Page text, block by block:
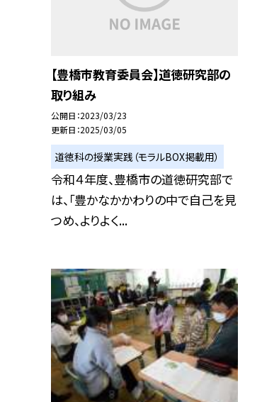
【豊橋市教育委員会】道徳研究部の
取り組み
公開日 2023/03/23
更新日 2025/03/05
道徳科の授業実践（モラルBOX掲載用）
令和４年度、豊橋市の道徳研究部で
は、「豊かなかかわりの中で自己を見
つめ、よりよく...